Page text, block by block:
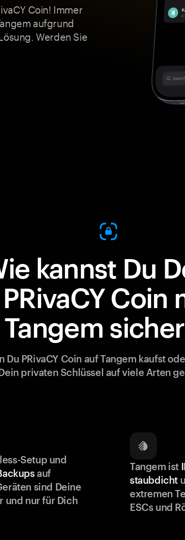
Coin! Immer
aufgrund
Werden Sie
kannst Du
PRivaCY Coin
Tangem
Du PRivaCY Coin auf Tangem kaufst
privaten Schlüssel auf viele Arten
Setup und
auf
sind Deine
und nur für Dich
Tangem ist
staubdicht
extremen
ESCs und